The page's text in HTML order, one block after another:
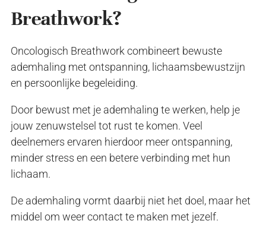
Breathwork?
Oncologisch Breathwork combineert bewuste
ademhaling met ontspanning, lichaamsbewustzijn
en persoonlijke begeleiding.
Door bewust met je ademhaling te werken, help je
jouw zenuwstelsel tot rust te komen. Veel
deelnemers ervaren hierdoor meer ontspanning,
minder stress en een betere verbinding met hun
lichaam.
De ademhaling vormt daarbij niet het doel, maar het
middel om weer contact te maken met jezelf.